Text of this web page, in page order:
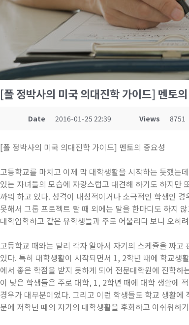
[폴 정박사의 미국 의대진학 가이드] 멘토
Date 2016-01-25 22:39 Views 8751
[폴 정박사의 미국 의대진학 가이드] 멘토의 중요성
고등학교를 마치고 이제 막 대학생활을 시작하는 듯했는
있는 자녀들의 모습에 자랑스럽고 대견해 하기도 하지만
까워 하고 있다. 성격이 내성적이거나 소극적인 학생인
못해서 그룹 프로젝트 할 때 외에는 말을 한마디도 하지
대학입학하고 같은 유학생들과 주로 어울리다 보니 오히
고등학교 때와는 달리 각자 알아서 자기의 스케쥴을 짜
있다. 특히 대학생활이 시작되면서 1, 2학년 때에 학교생
에서 좋은 학점을 받지 못하게 되어 전문대학원에 진학
이 낮은 학생들은 주로 대학, 1, 2학년 때에 대학 생활에
경우가 대부분이었다. 그리고 이런 학생들도 학교 생활
문에 저학년 때의 자기의 대학생활을 후회하고 아쉬워하